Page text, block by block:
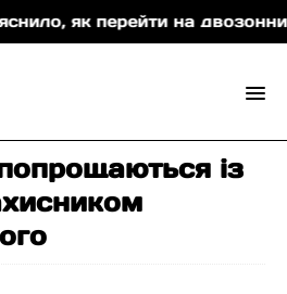
як перейти на двозонний або
із